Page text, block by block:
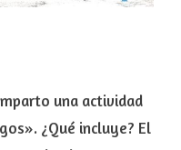
una actividad
¿Qué incluye? El